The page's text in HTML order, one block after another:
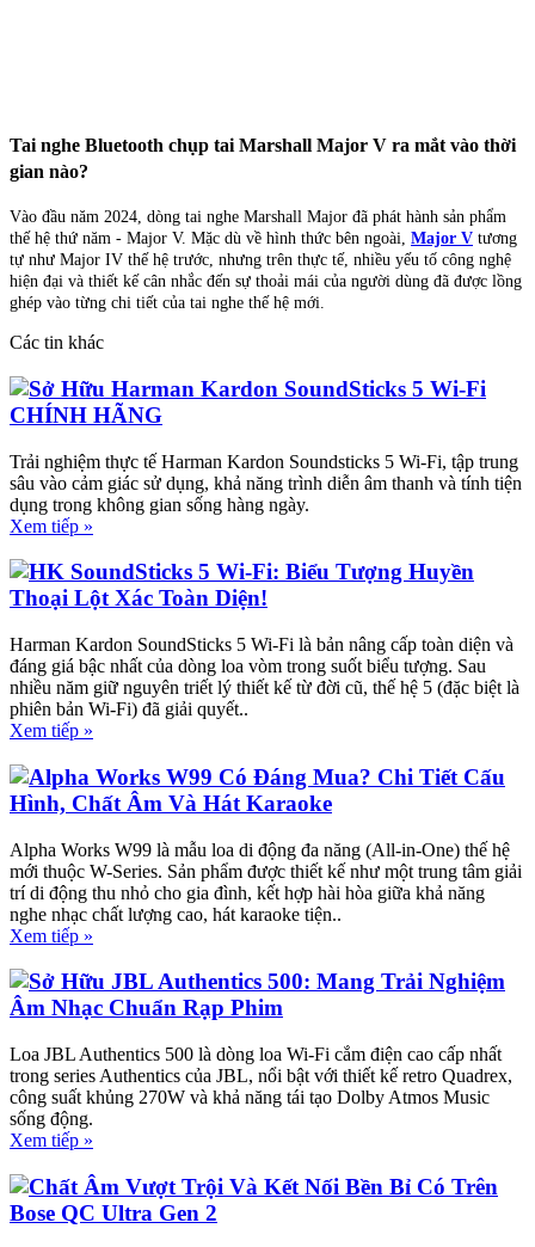
Tai nghe Bluetooth chụp tai Marshall Major V ra mắt vào thời
gian nào?
Vào đầu năm 2024, dòng tai nghe Marshall Major đã phát hành sản phẩm
thế hệ thứ năm - Major V. Mặc dù về hình thức bên ngoài, Major V tương
tự như Major IV thế hệ trước, nhưng trên thực tế, nhiều yếu tố công nghệ
hiện đại và thiết kế cân nhắc đến sự thoải mái của người dùng đã được lồng
ghép vào từng chi tiết của tai nghe thế hệ mới.
Các tin khác
Sở Hữu Harman Kardon SoundSticks 5 Wi-Fi
CHÍNH HÃNG
Trải nghiệm thực tế Harman Kardon Soundsticks 5 Wi-Fi, tập trung
sâu vào cảm giác sử dụng, khả năng trình diễn âm thanh và tính tiện
dụng trong không gian sống hàng ngày.
Xem tiếp »
HK SoundSticks 5 Wi-Fi: Biểu Tượng Huyền
Thoại Lột Xác Toàn Diện!
Harman Kardon SoundSticks 5 Wi-Fi là bản nâng cấp toàn diện và
đáng giá bậc nhất của dòng loa vòm trong suốt biểu tượng. Sau
nhiều năm giữ nguyên triết lý thiết kế từ đời cũ, thế hệ 5 (đặc biệt là
phiên bản Wi-Fi) đã giải quyết..
Xem tiếp »
Alpha Works W99 Có Đáng Mua? Chi Tiết Cấu
Hình, Chất Âm Và Hát Karaoke
Alpha Works W99 là mẫu loa di động đa năng (All-in-One) thế hệ
mới thuộc W-Series. Sản phẩm được thiết kế như một trung tâm giải
trí di động thu nhỏ cho gia đình, kết hợp hài hòa giữa khả năng
nghe nhạc chất lượng cao, hát karaoke tiện..
Xem tiếp »
Sở Hữu JBL Authentics 500: Mang Trải Nghiệm
Âm Nhạc Chuẩn Rạp Phim
Loa JBL Authentics 500 là dòng loa Wi-Fi cắm điện cao cấp nhất
trong series Authentics của JBL, nổi bật với thiết kế retro Quadrex,
công suất khủng 270W và khả năng tái tạo Dolby Atmos Music
sống động.
Xem tiếp »
Chất Âm Vượt Trội Và Kết Nối Bền Bỉ Có Trên
Bose QC Ultra Gen 2